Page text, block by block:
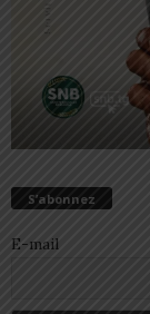
S’abonnez
E-mail